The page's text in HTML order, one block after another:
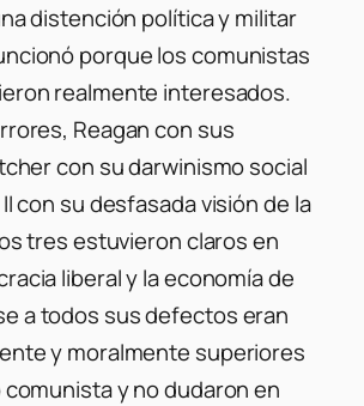
distención política y militar
porque los comunistas
realmente interesados.
Reagan con sus
con su darwinismo social
con su desfasada visión de la
tres estuvieron claros en
liberal y la economía de
a todos sus defectos eran
y moralmente superiores
y no dudaron en